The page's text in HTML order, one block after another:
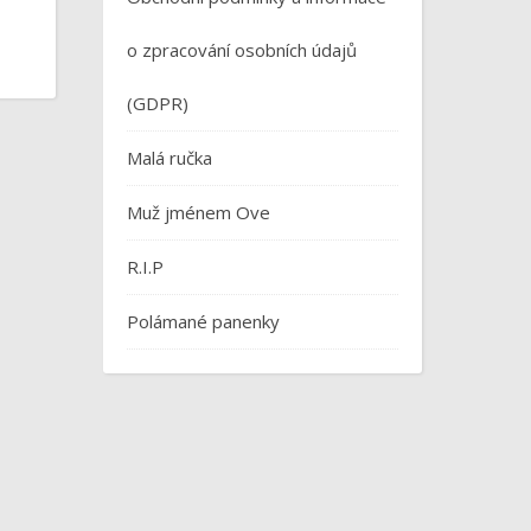
o zpracování osobních údajů
(GDPR)
Malá ručka
Muž jménem Ove
R.I.P
Polámané panenky